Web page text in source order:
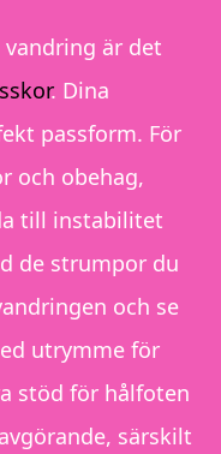
är det
. Dina
passform. För
och obehag,
till instabilitet
de strumpor du
och se
utrymme för
stöd för hålfoten
särskilt